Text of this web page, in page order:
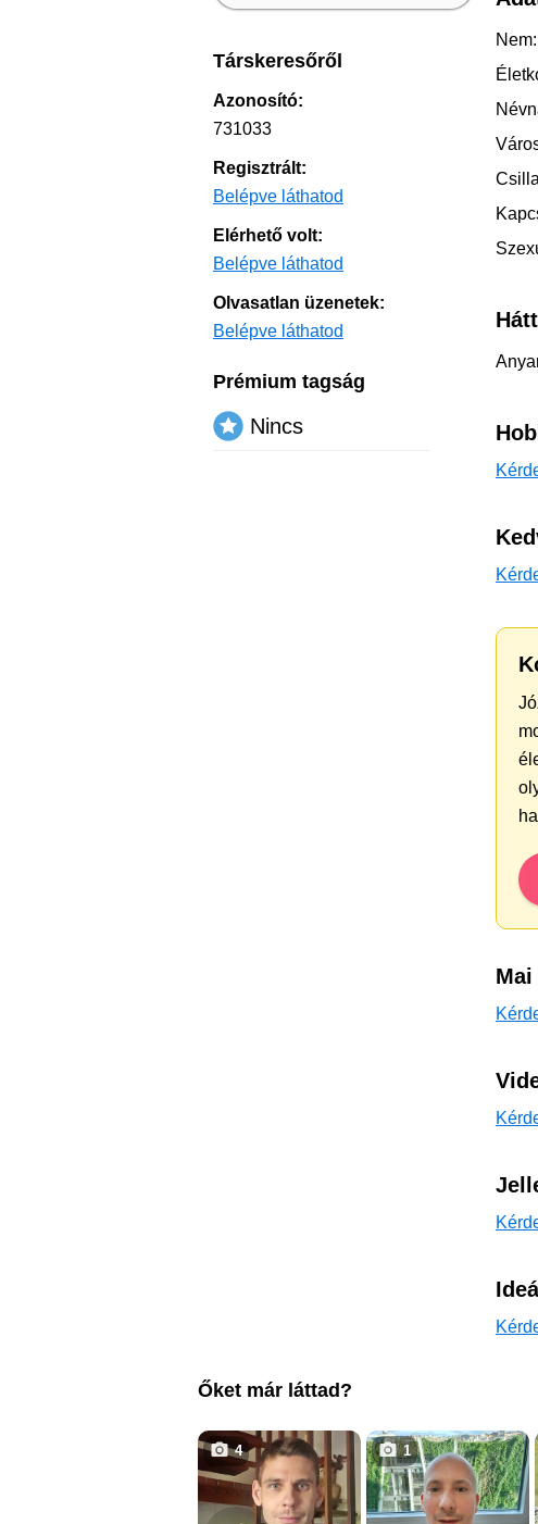
Nem:
Társkeresőről
Azonosító:
731033
Regisztrált:
Belépve láthatod
Elérhető volt:
Belépve láthatod
Olvasatlan üzenetek:
Belépve láthatod
Prémium tagság
Nincs
Őket már láttad?
4 1